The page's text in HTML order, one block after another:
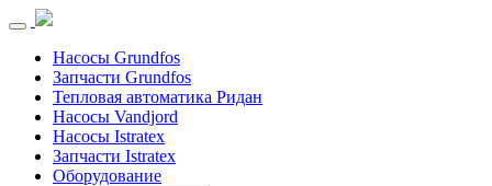
Насосы Grundfos
Запчасти Grundfos
Тепловая автоматика Ридан
Насосы Vandjord
Насосы Istratex
Запчасти Istratex
Оборудование